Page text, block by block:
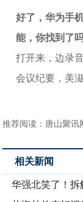
好了，华为手
能，你找到了
打开来，边录
会议纪要，美
推荐阅读： 唐山聚讯
相关新闻
华强北笑了！拆